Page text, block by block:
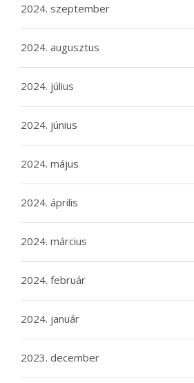
2024. szeptember
2024. augusztus
2024. július
2024. június
2024. május
2024. április
2024. március
2024. február
2024. január
2023. december